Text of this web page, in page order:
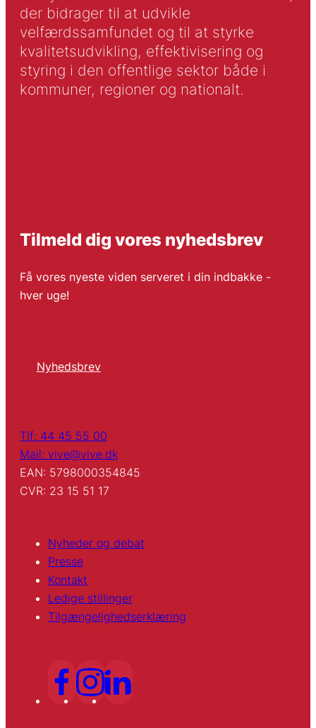
der bidrager til at udvikle
velfærdssamfundet og til at styrke
kvalitetsudvikling, effektivisering og
styring i den offentlige sektor både i
kommuner, regioner og nationalt.
Tilmeld dig vores nyhedsbrev
Få vores nyeste viden serveret i din indbakke -
hver uge!
Nyhedsbrev
Tlf: 44 45 55 00
Mail: vive@vive.dk
EAN: 5798000354845
CVR: 23 15 51 17
Nyheder og debat
Presse
Kontakt
Ledige stillinger
Tilgængelighedserklæring